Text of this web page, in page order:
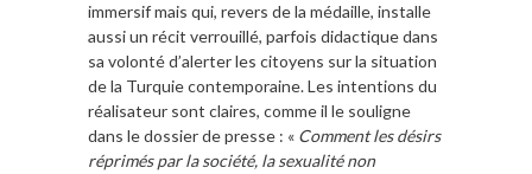
immersif mais qui, revers de la médaille, installe
aussi un récit verrouillé, parfois didactique dans
sa volonté d’alerter les citoyens sur la situation
de la Turquie contemporaine. Les intentions du
réalisateur sont claires, comme il le souligne
dans le dossier de presse : « Comment les désirs
réprimés par la société, la sexualité non